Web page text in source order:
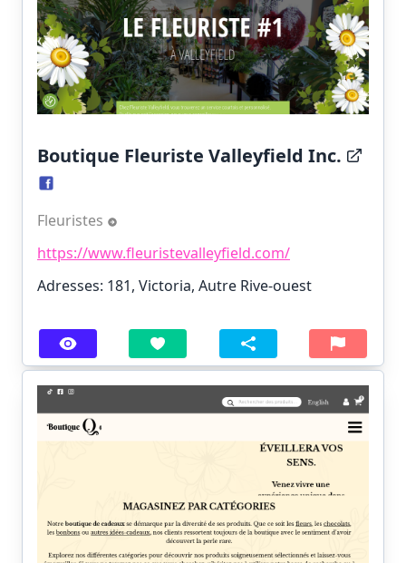
Boutique Fleuriste Valleyfield Inc.
Fleuristes
https://www.fleuristevalleyfield.com/
Adresses: 181, Victoria, Autre Rive-ouest